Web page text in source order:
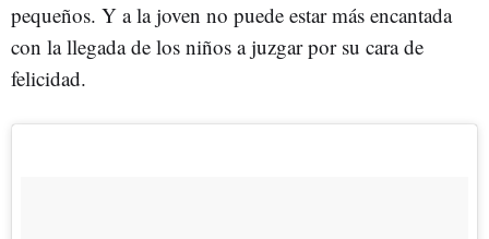
pequeños. Y a la joven no puede estar más encantada
con la llegada de los niños a juzgar por su cara de
felicidad.